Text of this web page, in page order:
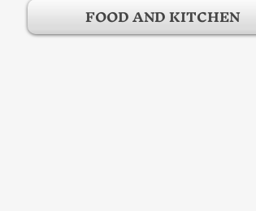
FOOD AND KITCHEN